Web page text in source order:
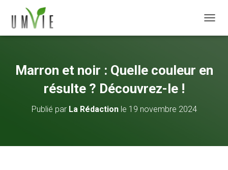
Marron et noir : Quelle couleur en
résulte ? Découvrez-le !
Publié par La Rédactionle 19 novembre 2024